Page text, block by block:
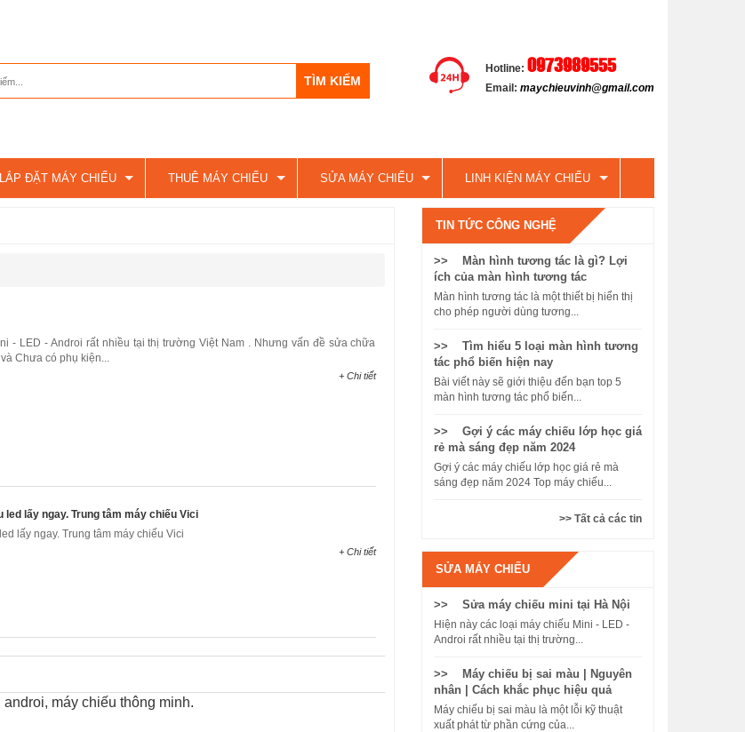
Hotline: 0973989555
Email: maychieuvinh@gmail.com
LẮP ĐẶT MÁY CHIẾU THUÊ MÁY CHIẾU SỬA MÁY CHIẾU LINH KIỆN MÁY CHIẾU
- LED - Androi rất nhiều tại thị trường Việt Nam . Nhưng vấn đề sửa chữa
Chưa có phụ kiện...
+ Chi tiết
lấy ngay. Trung tâm máy chiếu Vici
lấy ngay. Trung tâm máy chiếu Vici
+ Chi tiết
máy chiếu thông minh.
TIN TỨC CÔNG NGHỆ
>> Màn hình tương tác là gì? Lợi
ích của màn hình tương tác
Màn hình tương tác là một thiết bị hiển thị
cho phép người dùng tương...
>> Tìm hiểu 5 loại màn hình tương
tác phổ biến hiện nay
Bài viết này sẽ giới thiệu đến bạn top 5
màn hình tương tác phổ biến...
>> Gợi ý các máy chiếu lớp học giá
rẻ mà sáng đẹp năm 2024
Gợi ý các máy chiếu lớp học giá rẻ mà
sáng đẹp năm 2024 Top máy chiếu...
>> Tất cả các tin
SỬA MÁY CHIẾU
>> Sửa máy chiếu mini tại Hà Nội
Hiện này các loại máy chiếu Mini - LED -
Androi rất nhiều tại thị trường...
>> Máy chiếu bị sai màu | Nguyên
nhân | Cách khắc phục hiệu quả
Máy chiếu bị sai màu là một lỗi kỹ thuật
xuất phát từ phần cứng của...